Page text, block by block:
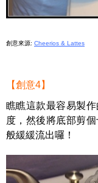
創意來源: Cheerios & Lattes
【創意4】
瞧瞧這款最容易製
度，然後將底部剪
般緩緩流出囉！